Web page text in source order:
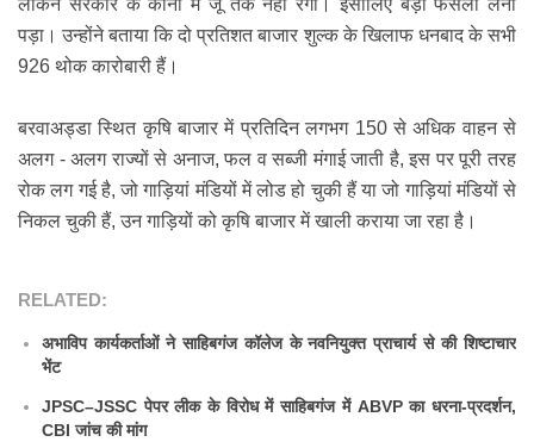
पड़ा। उन्होंने बताया कि दो प्रतिशत बाजार शुल्क के खिलाफ धनबाद के सभी
926 थोक कारोबारी हैं।
बरवाअड्डा स्थित कृषि बाजार में प्रतिदिन लगभग 150 से अधिक वाहन से
अलग - अलग राज्यों से अनाज, फल व सब्जी मंगाई जाती है, इस पर पूरी तरह
रोक लग गई है, जो गाड़ियां मंडियों में लोड हो चुकी हैं या जो गाड़ियां मंडियों से
निकल चुकी हैं, उन गाड़ियों को कृषि बाजार में खाली कराया जा रहा है।
RELATED:
अभाविप कार्यकर्ताओं ने साहिबगंज कॉलेज के नवनियुक्त प्राचार्य से की शिष्टाचार
भेंट
JPSC–JSSC पेपर लीक के विरोध में साहिबगंज में ABVP का धरना-प्रदर्शन,
CBI जांच की मांग